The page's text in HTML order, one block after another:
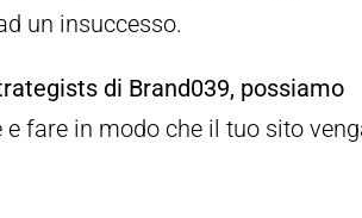
un insuccesso.
di Brand039, possiamo
e fare in modo che il tuo sito